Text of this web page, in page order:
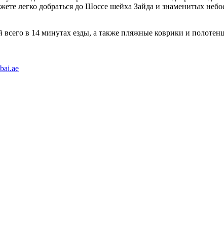
легко добраться до Шоссе шейха Зайда и знаменитых
в 14 минутах езды, а также пляжные коврики и